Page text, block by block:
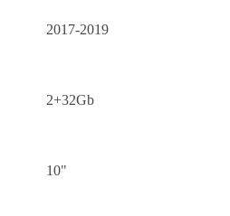
2017-2019
2+32Gb
10"